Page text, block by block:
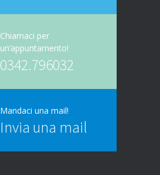
Chiamaci per
un’appuntamento!
0342.796032
Mandaci una mail!
Invia una mail